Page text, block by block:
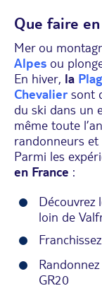
Que faire
Mer ou
Alpes ou
En hiver, la
Chevalier sont
du ski dans un
même toute
randonneurs et
Parmi les
en France :
Découvrez
loin de
Randonnez
GR20